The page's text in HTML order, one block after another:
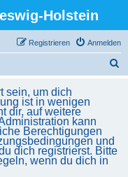
Holstein
Anmelden
Registrieren
sein, um dich
ist in wenigen
dir, auf weitere
kann
Berechtigungen
und
dich registrierst. Bitte
wenn du dich in